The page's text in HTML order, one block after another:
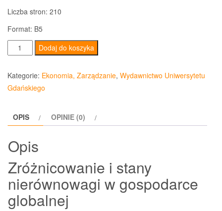
Liczba stron: 210
Format: B5
ilość
Zróżnicowanie
i
stany
nierównowagi
gospodarce
Dodaj do koszyka
Kategorie: Ekonomia, Zarządzanie, Wydawnictwo Uniwersytetu
Gdańskiego
OPIS OPINIE (0)
Opis
Zróżnicowanie i stany
nierównowagi w gospodarce
globalnej